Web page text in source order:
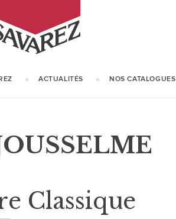
ACTUALITÉS NOS CATALOGUES
Classique